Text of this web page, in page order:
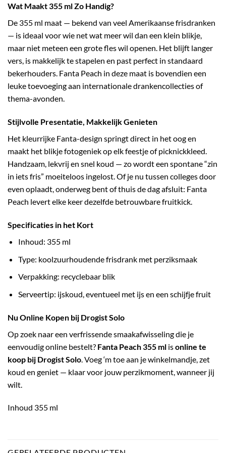
Wat Maakt 355 ml Zo Handig?
De 355 ml maat — bekend van veel Amerikaanse frisdranken
— is ideaal voor wie net wat meer wil dan een klein blikje,
maar niet meteen een grote fles wil openen. Het blijft langer
vers, is makkelijk te stapelen en past perfect in standaard
bekerhouders. Fanta Peach in deze maat is bovendien een
leuke toevoeging aan internationale drankencollecties of
thema-avonden.
Stijlvolle Presentatie, Makkelijk Genieten
Het kleurrijke Fanta-design springt direct in het oog en
maakt het blikje fotogeniek op elk feestje of picknickkleed.
Handzaam, lekvrij en snel koud — zo wordt een spontane “zin
in iets fris” moeiteloos ingelost. Of je nu tussen colleges door
even oplaadt, onderweg bent of thuis de dag afsluit: Fanta
Peach levert elke keer dezelfde betrouwbare fruitkick.
Specificaties in het Kort
Inhoud: 355 ml
Type: koolzuurhoudende frisdrank met perziksmaak
Verpakking: recyclebaar blik
Serveertip: ijskoud, eventueel met ijs en een schijfje fruit
Nu Online Kopen bij Drogist Solo
Op zoek naar een verfrissende smaakafwisseling die je
eenvoudig online bestelt? Fanta Peach 355 ml isonline te
koop bij Drogist Solo . Voeg ‘m toe aan je winkelmandje, zet
koud en geniet — klaar voor jouw perzikmoment, wanneer jij
wilt.
Inhoud 355 ml